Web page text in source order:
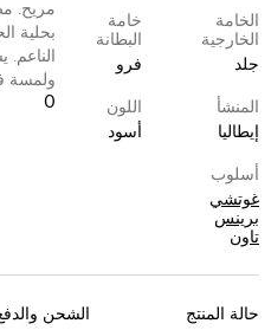
الخامة
الخارجية
جلد
خامة
البطانة
فرو
المنشأ
إيطاليا
اللون
أسود
أسلوب
غوتشي
برينس
تاون
مريح.
بحلية
ولمسة
0
حالة المنتج الشحن